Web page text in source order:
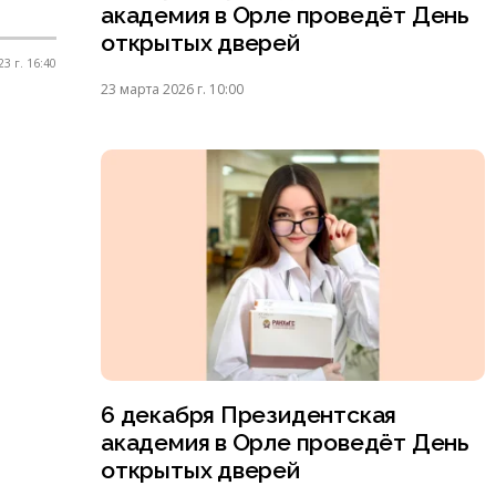
г. 16:40
академия в Орле проведёт День
открытых дверей
23 марта 2026 г. 10:00
6 декабря Президентская
академия в Орле проведёт День
открытых дверей